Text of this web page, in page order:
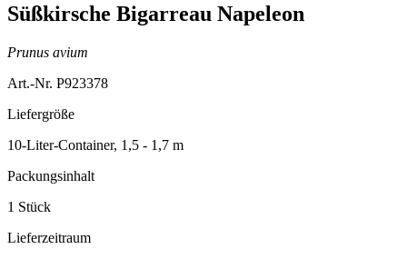
Süßkirsche Bigarreau Napeleon
Prunus avium
Art.-Nr. P923378
Liefergröße
10-Liter-Container, 1,5 - 1,7 m
Packungsinhalt
1 Stück
Lieferzeitraum